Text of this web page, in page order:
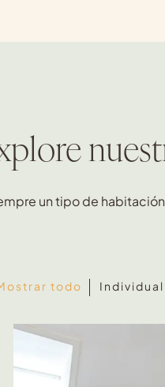
un tipo de
todo Individual